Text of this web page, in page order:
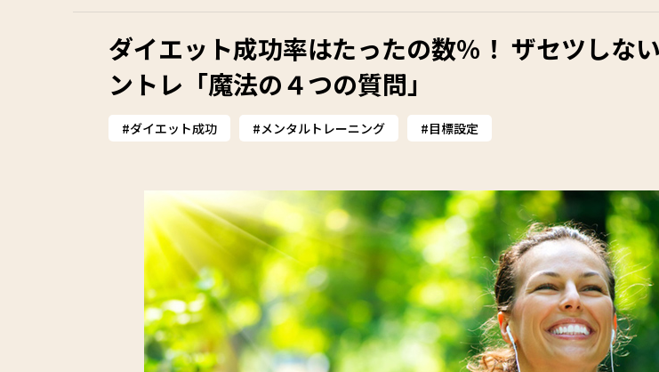
ダイエット成功率はたったの数％！ ザセツしな
ントレ「魔法の４つの質問」
ダイエット成功 メンタルトレーニング 目標設定